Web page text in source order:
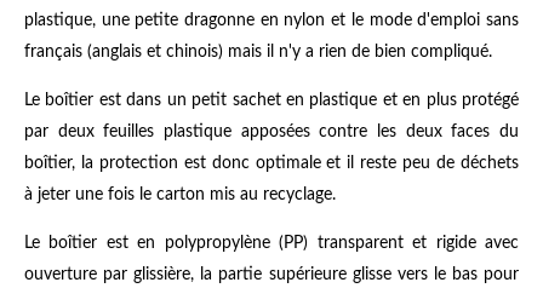
plastique, une petite dragonne en nylon et le mode d'emploi sans
français (anglais et chinois) mais il n'y a rien de bien compliqué.
Le boîtier est dans un petit sachet en plastique et en plus protégé
par deux feuilles plastique apposées contre les deux faces du
boîtier, la protection est donc optimale et il reste peu de déchets
à jeter une fois le carton mis au recyclage.
Le boîtier est en polypropylène (PP) transparent et rigide avec
ouverture par glissière, la partie supérieure glisse vers le bas pour